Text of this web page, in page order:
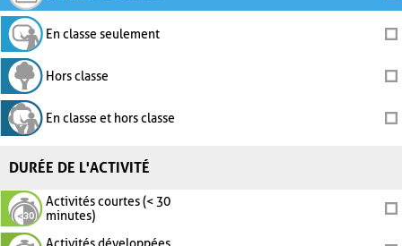
En classe seulement
Hors classe
En classe et hors classe
DURÉE DE L'ACTIVITÉ
Activités courtes (< 30
minutes)